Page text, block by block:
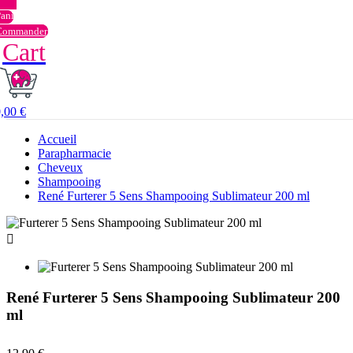
Cart
€
Accueil
Parapharmacie
Cheveux
Shampooing
René Furterer 5 Sens Shampooing Sublimateur 200 ml

René Furterer 5 Sens Shampooing Sublimateur 200
ml